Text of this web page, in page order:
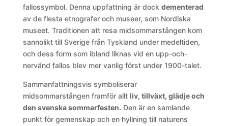
fallossymbol. Denna uppfattning är dock dementerad
av de flesta etnografer och museer, som Nordiska
museet. Traditionen att resa midsommarstången kom
sannolikt till Sverige från Tyskland under medeltiden,
och dess form som ibland liknas vid en upp-och-
nervänd fallos blev mer vanlig först under 1900-talet.
Sammanfattningsvis symboliserar
midsommarstången framför allt liv, tillväxt, glädje och
den svenska sommarfesten. Den är en samlande
punkt för gemenskap och en hyllning till naturens